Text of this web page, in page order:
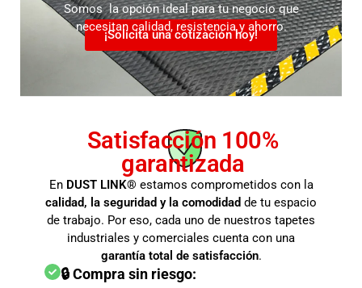
Somos la opción ideal para tu negocio que
necesitan calidad, resistencia y ahorro.
¡Solicita una cotización hoy!
Satisfacción 100%
garantizada
En DUST LINK® estamos comprometidos con la
calidad, la seguridad y la comodidad de tu espacio
de trabajo. Por eso, cada uno de nuestros tapetes
industriales y comerciales cuenta con una
garantía total de satisfacción.
🔒 Compra sin riesgo: